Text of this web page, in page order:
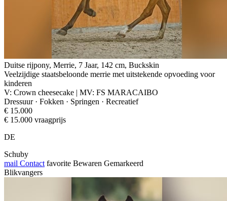
Duitse rijpony, Merrie, 7 Jaar, 142 cm, Buckskin
Veelzijdige staatsbeloonde merrie met uitstekende opvoeding voor
kinderen
V: Crown cheesecake | MV: FS MARACAIBO
Dressuur · Fokken · Springen · Recreatief
€ 15.000
€ 15.000 vraagprijs
DE
Schuby
mail Contact favorite Bewaren Gemarkeerd
Blikvangers